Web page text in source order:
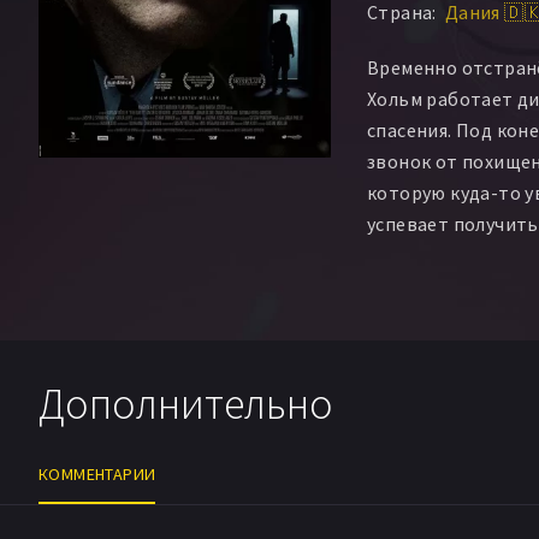
Николай
Йорген Никласен
Аксель Кристенсен
Страна: Дания
Временно
Хольм работает
спасения. Под
звонок от
которую куда-то
успевает
когда связь
Дополнительно
КОММЕНТАРИИ